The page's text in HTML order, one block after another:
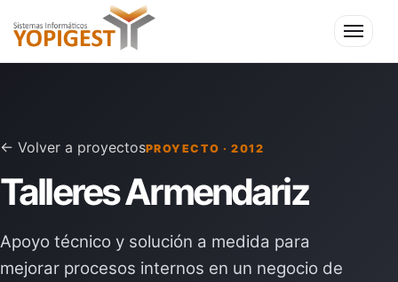
Menú
← Volver a proyectosPROYECTO · 2012
Talleres Armendariz
Apoyo técnico y solución a medida para
mejorar procesos internos en un negocio de